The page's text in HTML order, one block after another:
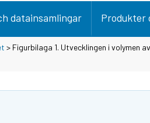
datainsamlingar Produkter
> Figurbilaga 1. Utvecklingen i volymen